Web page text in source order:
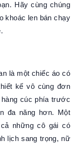
Hãy cùng chúng
khoác len bán chạy
là một chiếc áo có
kế vô cùng đơn
cúc phía trước
đa năng hơn. Một
những cô gái có
lịch sang trọng, nữ